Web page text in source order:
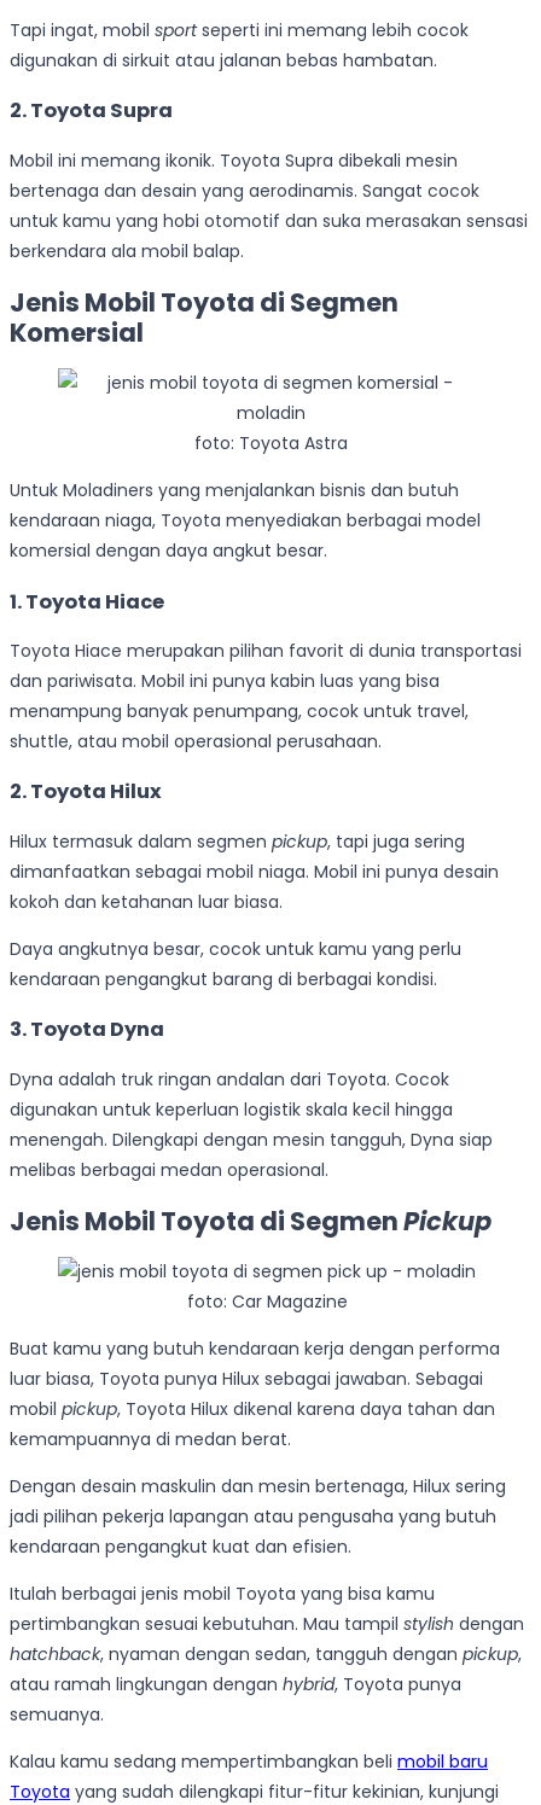
Tapi ingat, mobil sportseperti ini memang lebih cocok
digunakan di sirkuit atau jalanan bebas hambatan.
2. Toyota Supra
Mobil ini memang ikonik. Toyota Supra dibekali mesin
bertenaga dan desain yang aerodinamis. Sangat cocok
untuk kamu yang hobi otomotif dan suka merasakan sensasi
berkendara ala mobil balap.
Jenis Mobil Toyota di Segmen
Komersial
foto: Toyota Astra
Untuk Moladiners yang menjalankan bisnis dan butuh
kendaraan niaga, Toyota menyediakan berbagai model
komersial dengan daya angkut besar.
1. Toyota Hiace
Toyota Hiace merupakan pilihan favorit di dunia transportasi
dan pariwisata. Mobil ini punya kabin luas yang bisa
menampung banyak penumpang, cocok untuk travel,
shuttle, atau mobil operasional perusahaan.
2. Toyota Hilux
Hilux termasuk dalam segmen pickup, tapi juga sering
dimanfaatkan sebagai mobil niaga. Mobil ini punya desain
kokoh dan ketahanan luar biasa.
Daya angkutnya besar, cocok untuk kamu yang perlu
kendaraan pengangkut barang di berbagai kondisi.
3. Toyota Dyna
Dyna adalah truk ringan andalan dari Toyota. Cocok
digunakan untuk keperluan logistik skala kecil hingga
menengah. Dilengkapi dengan mesin tangguh, Dyna siap
melibas berbagai medan operasional.
Jenis Mobil Toyota di SegmenPickup
foto: Car Magazine
Buat kamu yang butuh kendaraan kerja dengan performa
luar biasa, Toyota punya Hilux sebagai jawaban. Sebagai
mobil pickup, Toyota Hilux dikenal karena daya tahan dan
kemampuannya di medan berat.
Dengan desain maskulin dan mesin bertenaga, Hilux sering
jadi pilihan pekerja lapangan atau pengusaha yang butuh
kendaraan pengangkut kuat dan efisien.
Itulah berbagai jenis mobil Toyota yang bisa kamu
pertimbangkan sesuai kebutuhan. Mau tampil stylish dengan
hatchback, nyaman dengan sedan, tangguh dengan pickup,
atau ramah lingkungan dengan hybrid, Toyota punya
semuanya.
Kalau kamu sedang mempertimbangkan beli mobil baru
Toyota yang sudah dilengkapi fitur-fitur kekinian, kunjungi